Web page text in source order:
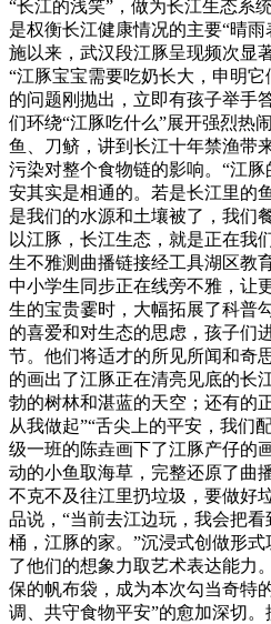
“长江的浅笑”，做为长江生态系
是权衡长江健康情况的主要“晴
施以来，武汉段江豚呈现频次显
“江豚宝宝需要吃奶长大，申明
的问题刚抛出，立即有孩子举手
们环绕“江豚吃什么”展开强烈热
鱼、刀鲚，讲到长江十年禁渔带
污染对整个食物链的影响。“江
安其实是相通的。若是长江里的
是我们的水源和土壤被了，我们
以江豚，长江生态，就是正在我
生不雅测曲播链接经工具湖区教
中小学生同步正在线旁不雅，让
生的宝贵霎时，大幅拓展了科普
的喜爱和对生态的思虑，孩子们
节。他们将适才的所见所闻和奇
的画出了江豚正在清亮见底的长
勃的树林和湛蓝的天空；还有的
从我做起”“舌尖上的平安，我们
级一班的陈垚画下了江豚产仔的
动的小鱼取海草，完整还原了曲
不克不及往江里扔垃圾，要做好
品说，“当前去江边玩，我会把
桶，江豚的家。”沉浸式创做形
了他们的想象力取艺术表达能力
保的帆布袋，成为本次勾当奇特
调、共守食物平安”的愈加深切